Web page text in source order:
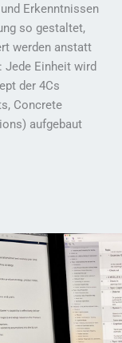
Erkenntnissen
so gestaltet,
werden anstatt
Einheit wird
der 4Cs
Concrete
aufgebaut